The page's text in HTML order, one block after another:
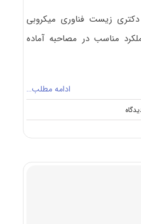
زیست فناوری میکروبی
مناسب در مصاحبه آماده
ادامه مطلب…
on
مصاحبه
میکروبی